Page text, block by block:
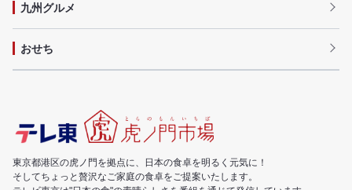
九州グルメ
おせち
東京都港区の虎ノ門を拠点に、日本の食卓を明るく元気に！
そしてちょっと贅沢なご家庭の食卓をご提案いたします。